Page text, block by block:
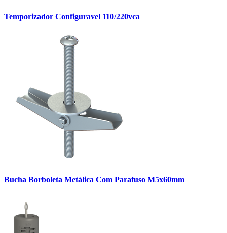
Temporizador Configuravel 110/220vca
Bucha Borboleta Metálica Com Parafuso M5x60mm